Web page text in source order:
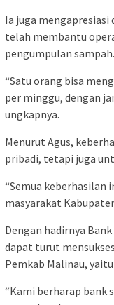
Ia juga mengapresiasi
telah membantu
pengumpulan sampah.
“Satu orang bisa
per minggu, dengan
ungkapnya.
Menurut Agus,
pribadi, tetapi juga
“Semua keberhasilan
masyarakat
Dengan hadirnya
dapat turut
Pemkab Malinau,
“Kami berharap bank